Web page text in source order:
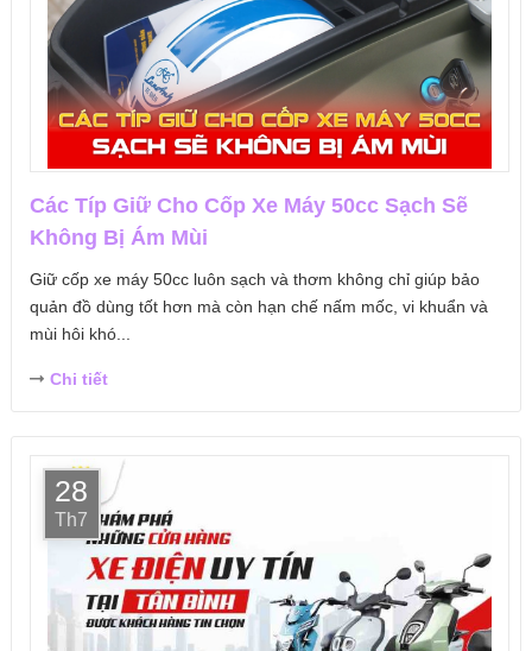
Các Típ Giữ Cho Cốp Xe Máy 50cc Sạch Sẽ
Không Bị Ám Mùi
Giữ cốp xe máy 50cc luôn sạch và thơm không chỉ giúp bảo
quản đồ dùng tốt hơn mà còn hạn chế nấm mốc, vi khuẩn và
mùi hôi khó...
Chi tiết
28
Th7